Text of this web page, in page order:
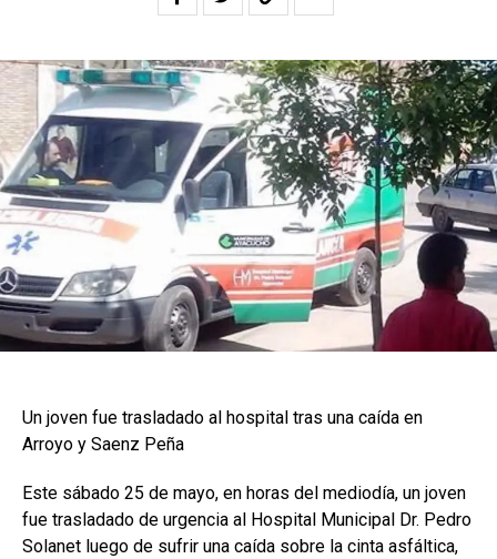
Un joven fue trasladado al hospital tras una caída en
Arroyo y Saenz Peña
Este sábado 25 de mayo, en horas del mediodía, un joven
fue trasladado de urgencia al Hospital Municipal Dr. Pedro
Solanet luego de sufrir una caída sobre la cinta asfáltica,